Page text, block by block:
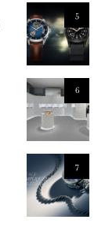
5
6
7